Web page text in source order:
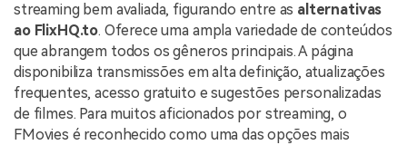
streaming bem avaliada, figurando entre as alternativas
ao FlixHQ.to. Oferece uma ampla variedade de conteúdos
que abrangem todos os gêneros principais. A página
disponibiliza transmissões em alta definição, atualizações
frequentes, acesso gratuito e sugestões personalizadas
de filmes. Para muitos aficionados por streaming, o
FMovies é reconhecido como uma das opções mais